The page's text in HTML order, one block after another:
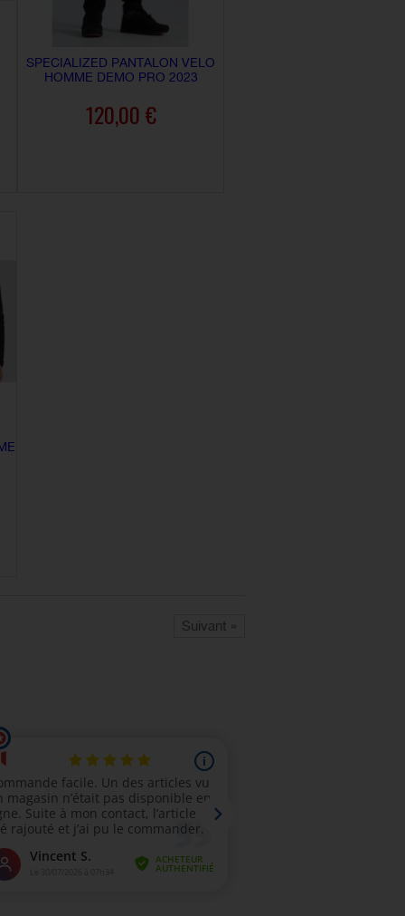
SPECIALIZED PANTALON VELO
HOMME DEMO PRO 2023
120,00 €
Suivant »